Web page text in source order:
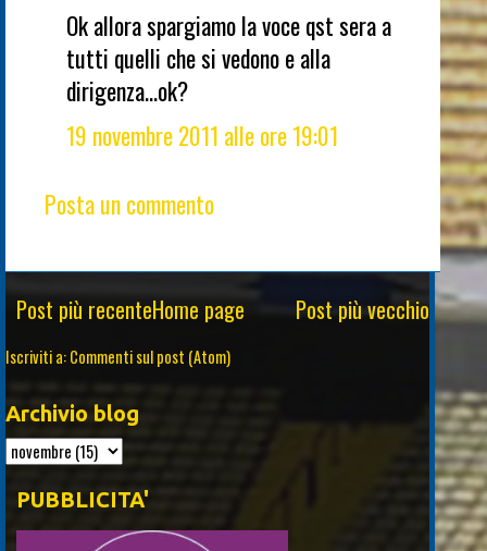
Ok allora spargiamo la voce qst sera a
tutti quelli che si vedono e alla
dirigenza...ok?
19 novembre 2011 alle ore 19:01
Posta un commento
Post più recente Post più vecchio
Home page
Iscriviti a:Commenti sul post (Atom)
Archivio blog
PUBBLICITA'